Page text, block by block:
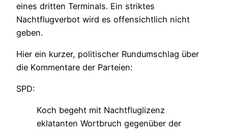
eines dritten Terminals. Ein striktes
Nachtflugverbot wird es offensichtlich nicht
geben.
Hier ein kurzer, politischer Rundumschlag über
die Kommentare der Parteien:
SPD:
Koch begeht mit Nachtfluglizenz
eklatanten Wortbruch gegenüber der